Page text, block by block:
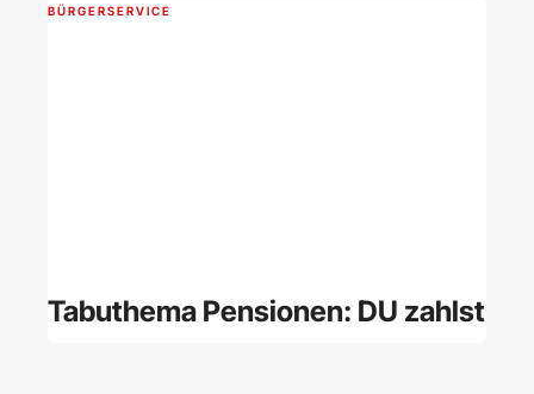
BÜRGERSERVICE
Tabuthema Pensionen: DU zahlst